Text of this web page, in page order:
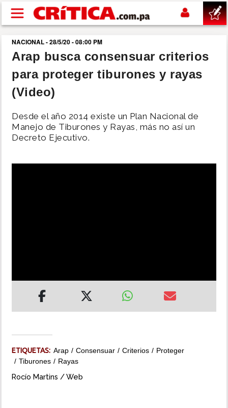
Pasar al contenido principal
buscar
SUCESOS
POLÍTICA
NACIONAL - 28/5/20 - 08:00 PM
Arap busca consensuar criterios
para proteger tiburones y rayas
(Video)
Desde el año 2014 existe un Plan Nacional de
Manejo de Tiburones y Rayas, más no así un
Decreto Ejecutivo.
ETIQUETAS: Arap Consensuar Criterios
Proteger
Tiburones
Rayas
Rocío Martins / Web